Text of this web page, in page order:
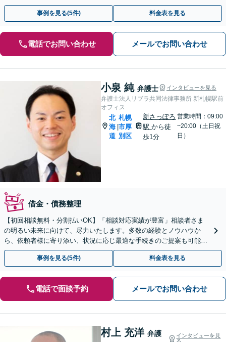
緒に頑張りましょう【休日・夜間相談可】【完全個室】
事例を見る(5件) 料金表を見る
電話でお問い合わせ メールでお問い合わせ
小泉 純 弁護士 インタビューを見る
弁護士法人リブラ共同法律事務所 新札幌駅前
オフィス
北
海
道
|
札幌
市厚
別区
新さっぽろ
駅から徒
歩1分
営業時間：09:00
~20:00（土日祝
日）
借金・債務整理
【初回相談無料・分割払いOK】「相談対応実績が豊富」相談者さま
の明るい未来に向けて、尽力いたします。多数の経験とノウハウか
ら、依頼者様に寄り添い、状況に応じ最適な手続きのご提案も可能。
手続きや交渉などは弁護士が対応【休日・夜間相談可】
事例を見る(5件) 料金表を見る
電話で面談予約 メールでお問い合わせ
村上 充洋 弁護
インタビューを見
る